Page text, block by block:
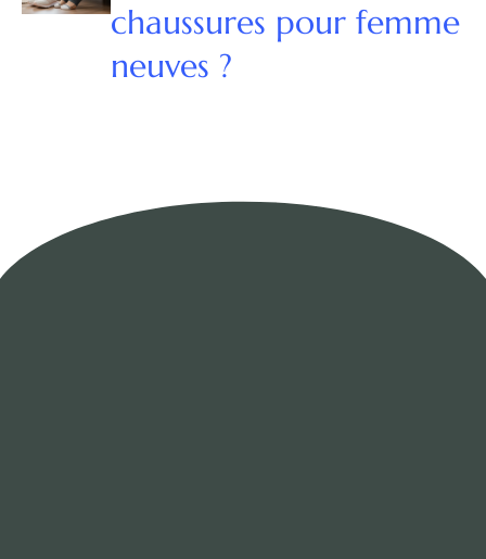
chaussures pour femme
neuves ?